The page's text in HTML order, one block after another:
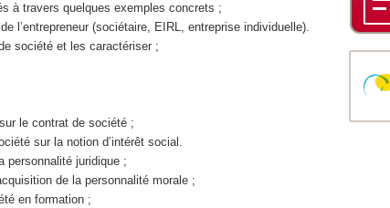
à travers quelques exemples concrets ;
l’entrepreneur (sociétaire, EIRL, entreprise individuelle).
société et les caractériser ;
le contrat de société ;
sur la notion d’intérêt social.
personnalité juridique ;
de la personnalité morale ;
en formation ;